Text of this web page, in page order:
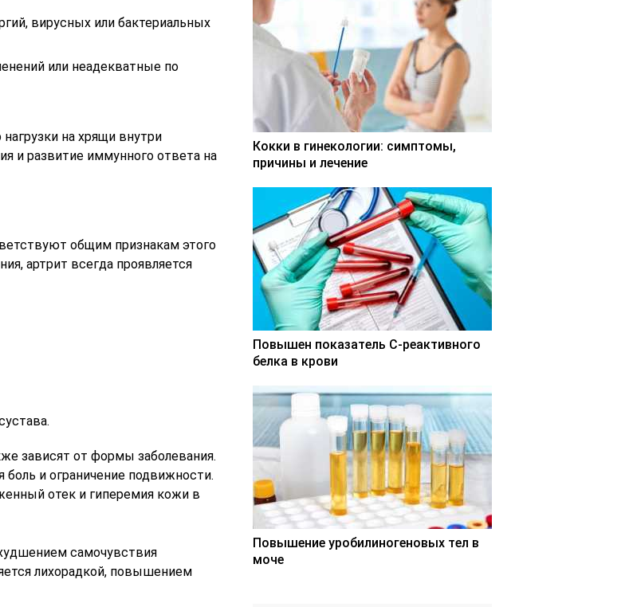
вирусных или бактериальных
или неадекватные по
на хрящи внутри
и развитие иммунного ответа на
общим признакам этого
артрит всегда проявляется
зависят от формы заболевания.
и ограничение подвижности.
отек и гиперемия кожи в
самочувствия
лихорадкой, повышением
Кокки в гинекологии: симптомы,
причины и лечение
Повышен показатель С-реактивного
белка в крови
Повышение уробилиногеновых тел в
моче